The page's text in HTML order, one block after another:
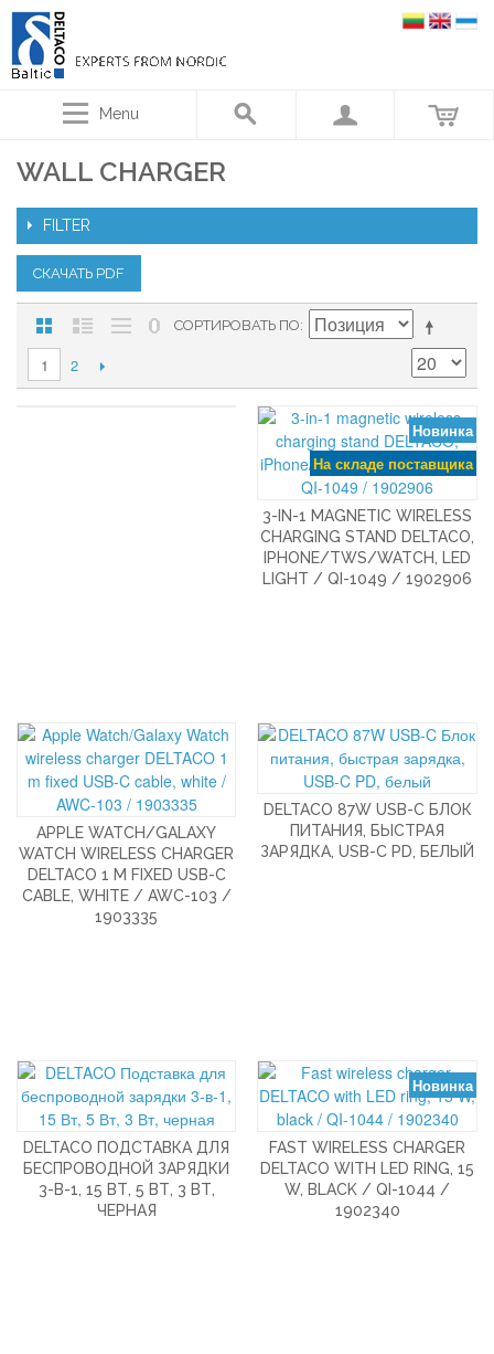
Menu
WALL CHARGER
FILTER
СКАЧАТЬ PDF
СОРТИРОВАТЬ ПО
1 2
Новинка
На складе поставщика
3-IN-1 MAGNETIC WIRELESS
CHARGING STAND DELTACO,
IPHONE/TWS/WATCH, LED
LIGHT / QI-1049 / 1902906
APPLE WATCH/GALAXY
WATCH WIRELESS CHARGER
DELTACO 1 M FIXED USB-C
CABLE, WHITE / AWC-103 /
1903335
DELTACO 87W USB-C БЛОК
ПИТАНИЯ, БЫСТРАЯ
ЗАРЯДКА, USB-C PD, БЕЛЫЙ
DELTACO ПОДСТАВКА ДЛЯ
БЕСПРОВОДНОЙ ЗАРЯДКИ
3-В-1, 15 ВТ, 5 ВТ, 3 ВТ,
ЧЕРНАЯ
Новинка
FAST WIRELESS CHARGER
DELTACO WITH LED RING, 15
W, BLACK / QI-1044 /
1902340